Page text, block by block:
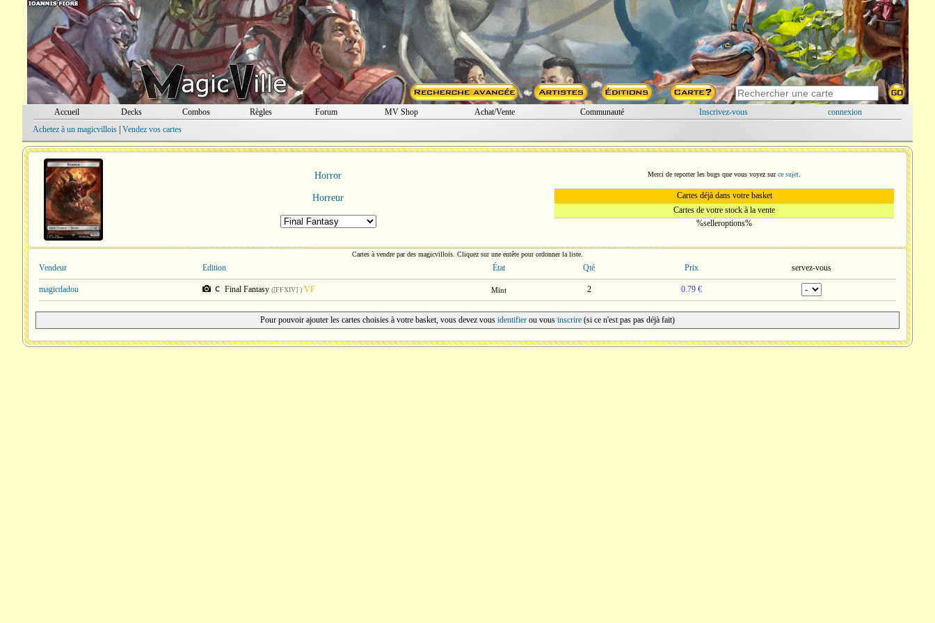
Accueil Decks Combos Règles Forum MV Shop Achat/Vente Communauté Inscrivez-vous
connexion
Achetez à un magicvillois| Vendez vos cartes
Horror
Horreur
Merci de reporter les bugs que vous voyez surce sujet
Cartes déjà dans votre basket
Cartes de votre stock à la vente
%selleroptions%
Cartes à vendre par des magicvillois. Cliquez sur une entête pour ordonner la liste.
Vendeur Edition État Qté Prix servez-vous
magicdadou Final Fantasy ([FFXIV] ) VF Mint 2 0.79 €
Pour pouvoir ajouter les cartes choisies à votre basket, vous devez vous identifierou vous inscrire(si ce n'est pas pas déjà fait)